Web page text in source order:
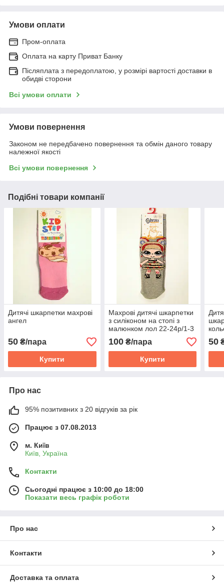
Умови оплати
Пром-оплата
Оплата на карту Приват Банку
Післяплата з передоплатою, у розмірі вартості доставки в
обидві сторони
Всі умови оплати
Умови повернення
Законом не передбачено повернення та обмін даного товару
належної якості
Всі умови повернення
Подібні товари компанії
Дитячі шкарпетки махрові
ангел
50 ₴/пара
Купити
Махрові дитячі шкарпетки
з силіконом на стопі з
малюнком лол 22-24р/1-3
років
100₴/пара
Купити
50
Про нас
95% позитивних з 20 відгуків за рік
Працює з 07.08.2013
м. Київ
Київ, Україна
Контакти
Сьогодні працює з 10:00 до 18:00
Показати весь графік роботи
Про нас
Контакти
Доставка та оплата